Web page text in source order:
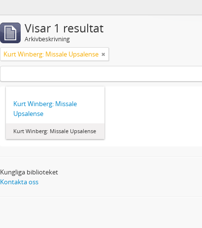
Visar 1 resultat
Arkivbeskrivning
Kurt Winberg: Missale Upsalense
Kurt Winberg: Missale
Upsalense
Kurt Winberg: Missale Upsalense
Kungliga biblioteket
Kontakta oss